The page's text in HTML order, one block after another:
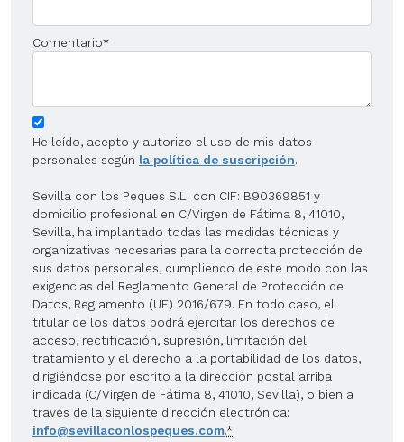
Comentario*
He leído, acepto y autorizo el uso de mis datos
personales según la política de suscripción.
Sevilla con los Peques S.L. con CIF: B90369851 y
domicilio profesional en C/Virgen de Fátima 8, 41010,
Sevilla, ha implantado todas las medidas técnicas y
organizativas necesarias para la correcta protección de
sus datos personales, cumpliendo de este modo con las
exigencias del Reglamento General de Protección de
Datos, Reglamento (UE) 2016/679. En todo caso, el
titular de los datos podrá ejercitar los derechos de
acceso, rectificación, supresión, limitación del
tratamiento y el derecho a la portabilidad de los datos,
dirigiéndose por escrito a la dirección postal arriba
indicada (C/Virgen de Fátima 8, 41010, Sevilla), o bien a
través de la siguiente dirección electrónica:
info@sevillaconlospeques.com.*